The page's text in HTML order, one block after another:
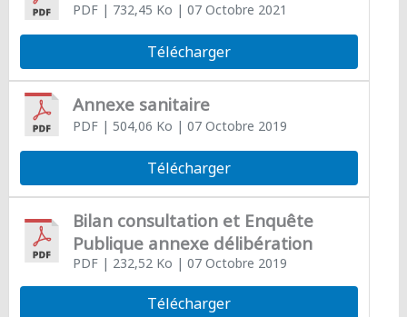
PDF| 732,45 Ko | 07 Octobre 2021
Télécharger
Annexe sanitaire
PDF| 504,06 Ko | 07 Octobre 2019
Télécharger
Bilan consultation et Enquête
Publique annexe délibération
PDF| 232,52 Ko | 07 Octobre 2019
Télécharger